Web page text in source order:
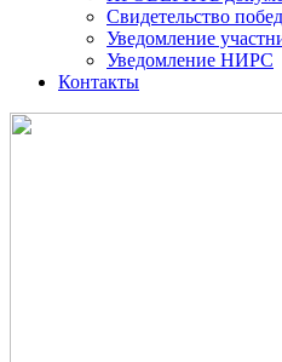
Свидетельство
Уведомление
Уведомление НИРС
Контакты